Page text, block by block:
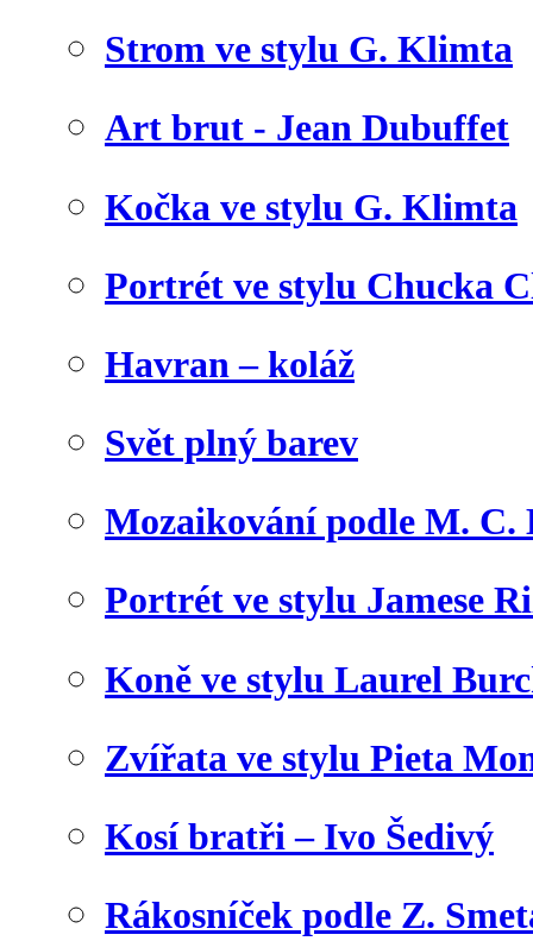
Strom ve stylu G. Klimta
Art brut - Jean Dubuffet
Kočka ve stylu G. Klimta
Portrét ve stylu Chucka
Havran – koláž
Svět plný barev
Mozaikování podle M. C.
Portrét ve stylu Jamese
Koně ve stylu Laurel
Zvířata ve stylu Pieta
Kosí bratři – Ivo Šedivý
Rákosníček podle Z.